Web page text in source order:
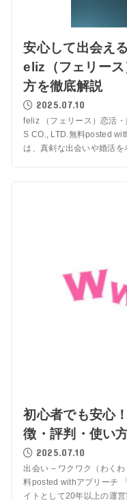
安心して出会え
eliz（フェリー
方を徹底解説
2025.07.10
feliz （フェリース）恋活
S CO., LTD.無料posted
は、真剣な出会いや婚活を
初心者でも安心
徴・評判・使い
2025.07.10
出会い – ワクワク（わく
料posted withアプリーチ
イトとして20年以上の運